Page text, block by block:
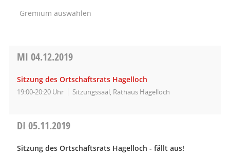
Gremium auswählen
MI 04.12.2019
Sitzung des Ortschaftsrats Hagelloch
19:00-20:20 Uhr Sitzungssaal, Rathaus Hagelloch
DI 05.11.2019
Sitzung des Ortschaftsrats Hagelloch - fällt aus!